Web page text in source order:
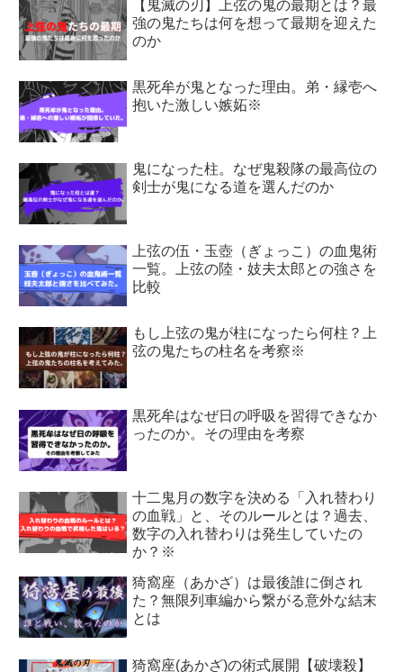
【鬼滅の刃】上弦の鬼の最期とは？最
強の鬼たちは何を想って最期を迎えた
のか
黒死牟が鬼となった理由。弟・縁壱へ
抱いた激しい嫉妬※
鬼になった柱。なぜ鬼殺隊の最高位の
剣士が鬼になる道を選んだのか
上弦の伍・玉壺（ぎょっこ）の血鬼術
一覧。上弦の陸・妓夫太郎との強さを
比較
もし上弦の鬼が柱になったら何柱？上
弦の鬼たちの柱名を考察※
黒死牟はなぜ日の呼吸を習得できなか
ったのか。その理由を考察
十二鬼月の数字を決める「入れ替わり
の血戦」と、そのルールとは？過去、
数字の入れ替わりは発生していたの
か？※
猗窩座（あかざ）は最後誰に倒され
た？無限列車編から繋がる意外な結末
とは
猗窩座(あかざ)の術式展開【破壊殺】